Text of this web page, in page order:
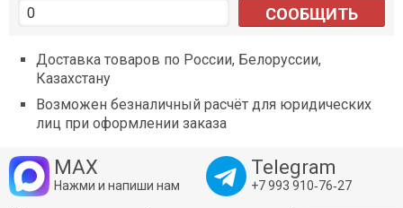
СООБЩИТЬ
Доставка товаров по России, Белоруссии,
Казахстану
Возможен безналичный расчёт для юридических
лиц при оформлении заказа
MAX
Нажми и напиши нам
Telegram
+7 993 910‑76‑27